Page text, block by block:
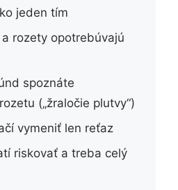
jeden tím
rozety opotrebúvajú
spoznáte
(„žraločie plutvy“)
vymeniť len reťaz
riskovať a treba celý